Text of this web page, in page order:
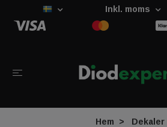
Inkl. moms
Hem Dekaler